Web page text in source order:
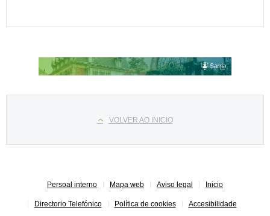
VOLVER AO INICIO
Persoal interno Mapa web Aviso legal Inicio
Directorio Telefónico Política de cookies Accesibilidade